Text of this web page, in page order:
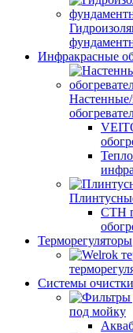
Инфракрасные
СТН
Терморегуляторы
Системы
под мойку